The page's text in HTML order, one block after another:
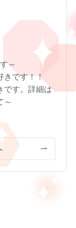
～
きです！！
です。詳細は
～